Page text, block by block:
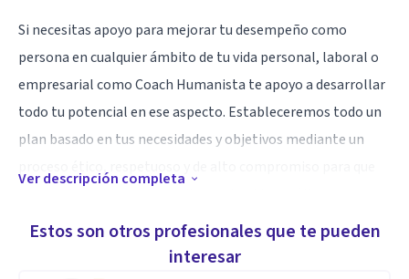
Si necesitas apoyo para mejorar tu desempeño como
persona en cualquier ámbito de tu vida personal, laboral o
empresarial como Coach Humanista te apoyo a desarrollar
todo tu potencial en ese aspecto. Estableceremos todo un
plan basado en tus necesidades y objetivos mediante un
situación deseada establecida al inicio del proceso. GRATIS
NUESTRA PRIMER SESIÓN SIN COMPROMISO ALGUNO
Ver descripción completa
Estos son otros profesionales que te pueden
interesar